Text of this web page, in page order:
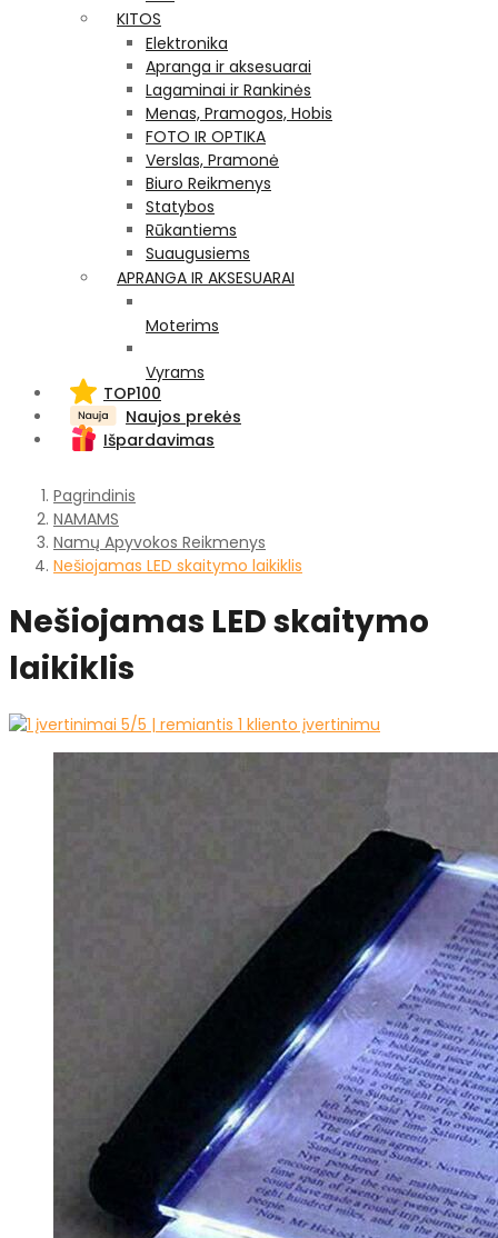
KITOS
Elektronika
Apranga ir aksesuarai
Lagaminai ir Rankinės
Menas, Pramogos, Hobis
FOTO IR OPTIKA
Verslas, Pramonė
Biuro Reikmenys
Statybos
Rūkantiems
Suaugusiems
APRANGA IR AKSESUARAI
Moterims
Vyrams
TOP100
Naujos prekės
Išpardavimas
Pagrindinis
NAMAMS
Namų Apyvokos Reikmenys
Nešiojamas LED skaitymo laikiklis
Nešiojamas LED skaitymo
laikiklis
5/5 | remiantis 1 kliento įvertinimu